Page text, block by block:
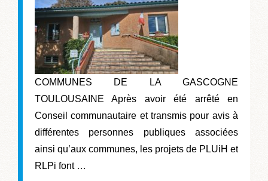
COMMUNES DE LA GASCOGNE
TOULOUSAINE Après avoir été arrêté en
Conseil communautaire et transmis pour avis à
différentes personnes publiques associées
ainsi qu’aux communes, les projets de PLUiH et
RLPi font …